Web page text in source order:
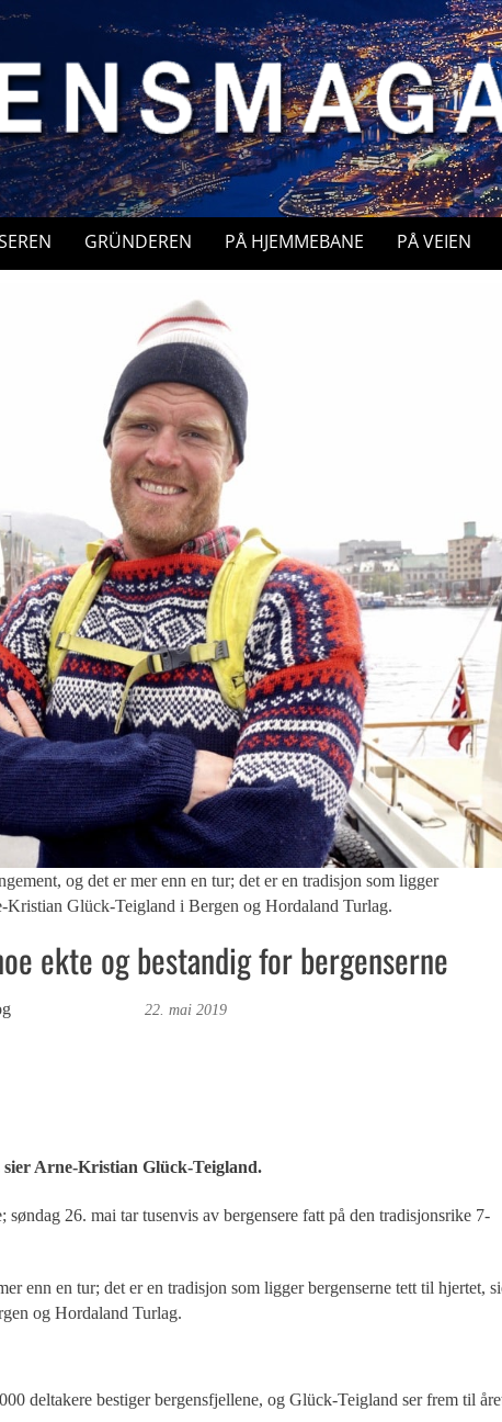
GRÜNDEREN PÅ HJEMMEBANE PÅ VEIEN
og det er mer enn en tur; det er en tradisjon som ligger
Kristian Glück-Teigland i Bergen og Hordaland Turlag.
ekte og bestandig for bergenserne
22. mai 2019
Arne-Kristian Glück-Teigland.
26. mai tar tusenvis av bergensere fatt på den tradisjonsrike 7-
enn en tur; det er en tradisjon som ligger bergenserne tett til hjertet,
og Hordaland Turlag.
deltakere bestiger bergensfjellene, og Glück-Teigland ser frem til